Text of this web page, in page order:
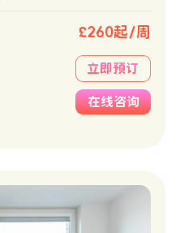
£260起/周
立即预订
在线咨询